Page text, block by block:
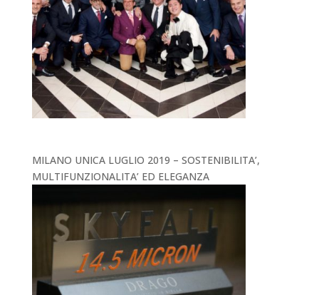
MILANO UNICA LUGLIO 2019 – SOSTENIBILITA’,
MULTIFUNZIONALITA’ ED ELEGANZA